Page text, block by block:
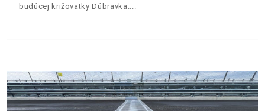
budúcej križovatky Dúbravka.